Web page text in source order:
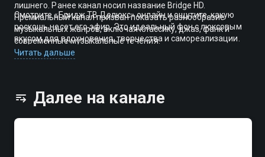
лишнего. Ранее канал носил название Bridge HD.
Премиальный канал призван показать разнообразие
музыкальных жанров, включая классику, джаз, фанк и
современные музыкальные течения.
Смотрите «Бридж ТВ Делюкс» онлайн и ощутите, какую
роскошь несет его эфир. Это идеальный фон с люксовым
вкусом для вдохновения, творчества и самореализации.
Читать дальше
Далее на канале